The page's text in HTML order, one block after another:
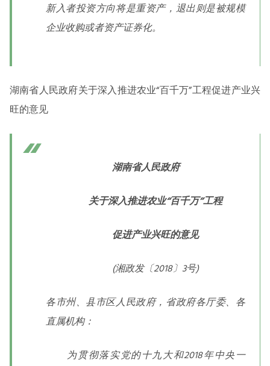
新入者投资方向将是重资产，退出则是被规模
企业收购或者资产证券化。
湖南省人民政府关于深入推进农业“百千万”工程促进产业兴
旺的意见
湖南省人民政府
关于深入推进农业“百千万”工程
促进产业兴旺的意见
(湘政发〔2018〕3号)
各市州、县市区人民政府，省政府各厅委、各
直属机构：
为贯彻落实党的十九大和2018年中央一